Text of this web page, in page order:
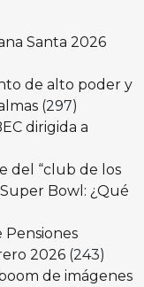
Santa 2026
de alto poder y
(297)
dirigida a
del “club de los
Bowl: ¿Qué
2026 (243)
de imágenes